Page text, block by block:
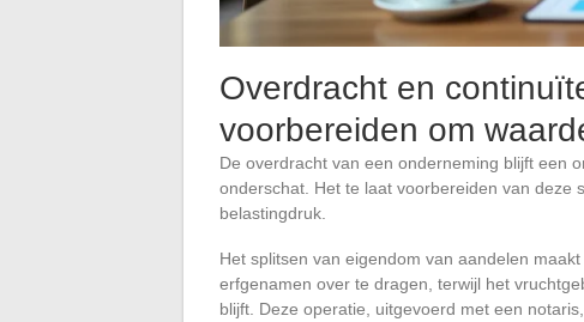
Overdracht en
voorbereiden om
De overdracht van een onderneming blijft een
onderschat. Het te laat voorbereiden van deze
belastingdruk.
Het splitsen van eigendom van aandelen
erfgenamen over te dragen, terwijl het
blijft. Deze operatie, uitgevoerd met een